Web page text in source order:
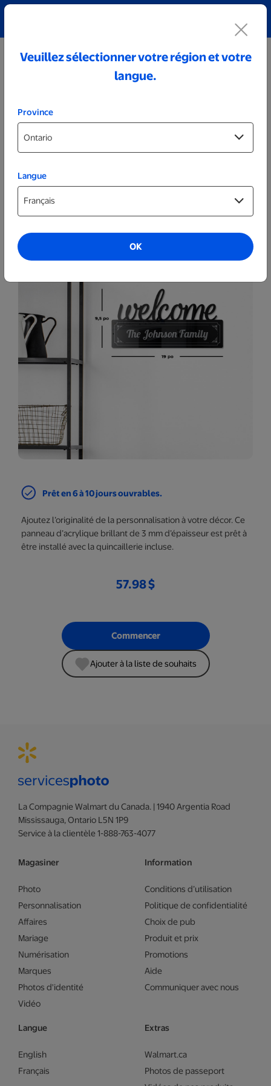
Décorations murales
Panneau Welcome 19 po
Prêt en 6 à 10 jours ouvrables.
Ajoutez l’originalité de la personnalisation à votre décor. Ce
panneau d’acrylique brillant de 3 mm d’épaisseur est prêt à
être installé avec la quincaillerie incluse.
57.98 $
Commencer
Ajouter à la liste de souhaits
La Compagnie Walmart du Canada. | 1940 Argentia Road
Mississauga, Ontario L5N 1P9
Service à la clientèle 1-888-763-4077
Magasiner
Photo
Personnalisation
Affaires
Mariage
Numérisation
Marques
Photos d'identité
Vidéo
Langue
English
Français
Information
Conditions d’utilisation
Politique de confidentialité
Choix de pub
Produit et prix
Promotions
Aide
Communiquer avec nous
Extras
Walmart.ca
Photos de passeport
Veuillez sélectionner votre région et votre
langue.
Province
Langue
OK